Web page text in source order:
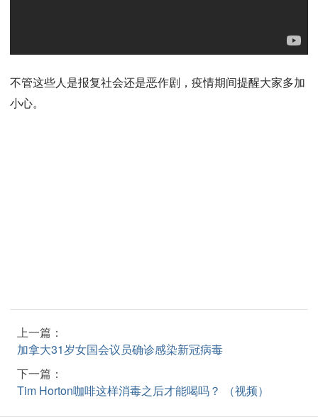
不管这些人是报复社会还是恶作剧，疫情期间提醒大家多加
小心。
上一篇：
加拿大31岁女国会议员确诊感染新冠病毒
下一篇：
Tim Horton咖啡这样消毒之后才能喝吗？ （视频）